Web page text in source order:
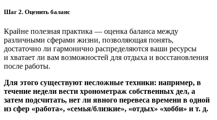
Шаг 2. Оценить баланс
Крайне полезная практика — оценка баланса между
различными сферами жизни, позволяющая понять,
достаточно ли гармонично распределяются ваши ресурсы
и хватает ли вам возможностей для отдыха и восстановления
после работы.
Для этого существуют несложные техники: например, в
течение недели вести хронометраж собственных дел, а
затем подсчитать, нет ли явного перевеса времени в одной
из сфер «работа», «семья/близкие», «отдых» «хобби» и т. д.